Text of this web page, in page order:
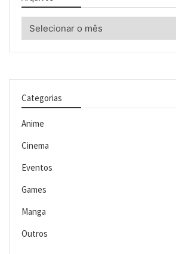
Categorias
Anime
Cinema
Eventos
Games
Manga
Outros